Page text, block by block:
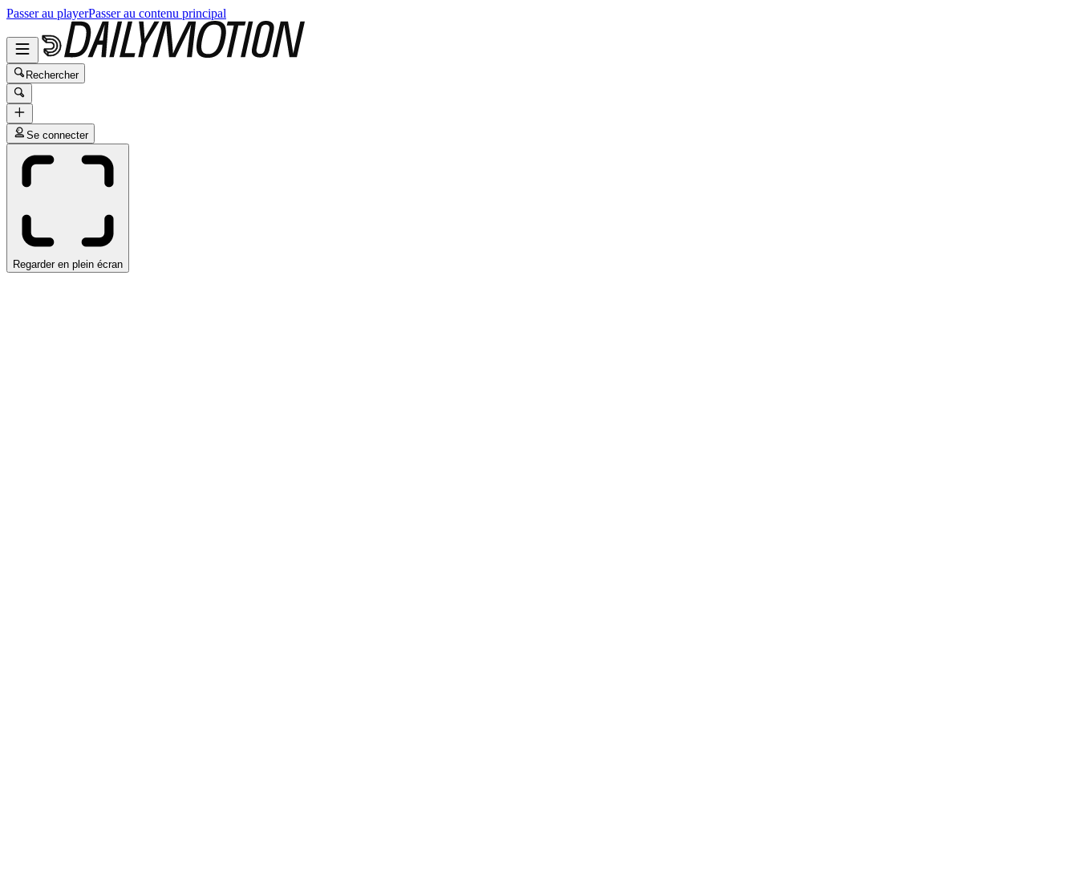
Passer au playerPasser au contenu principal
Rechercher
Se connecter
Regarder en plein écran